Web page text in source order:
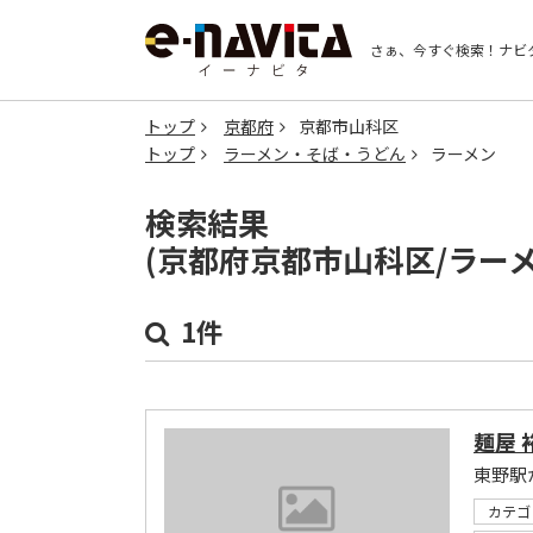
さぁ、今すぐ検索！ ナビ
トップ 京都府
京都市山科区
トップ
ラーメン・そば・うどん ラーメン
検索結果
(京都府京都市山科区/ラー
1件
麺屋
カテ